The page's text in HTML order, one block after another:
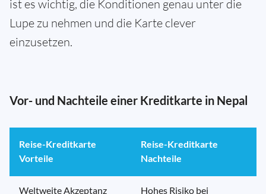
ist es wichtig, die Konditionen genau unter die
Lupe zu nehmen und die Karte clever
einzusetzen.
Vor- und Nachteile einer Kreditkarte in Nepal
Reise-Kreditkarte
Vorteile
Reise-Kreditkarte
Nachteile
Weltweite Akzeptanz Hohes Risiko bei